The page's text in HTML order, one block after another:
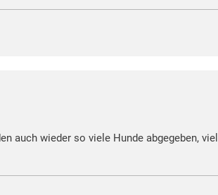
auch wieder so viele Hunde abgegeben,